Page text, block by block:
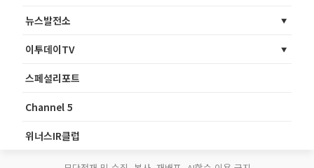
뉴스발전소
이투데이TV
스페셜리포트
Channel 5
위너스IR클럽